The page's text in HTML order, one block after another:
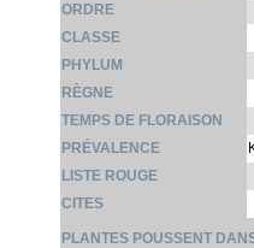
ORDRE
CLASSE
PHYLUM
RÈGNE
TEMPS DE FLORAISON
PRÉVALENCE
LISTE ROUGE
CITES
PLANTES POUSSENT